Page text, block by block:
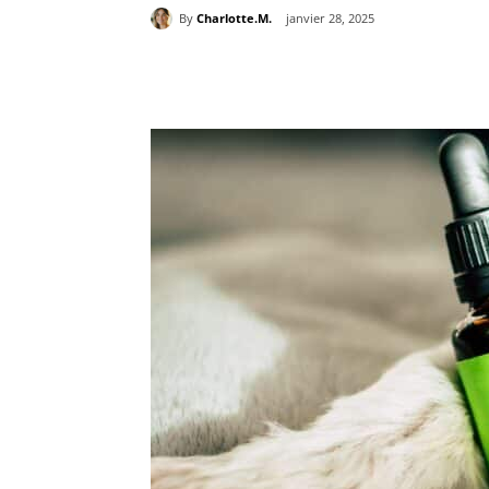
By Charlotte.M. janvier 28, 2025